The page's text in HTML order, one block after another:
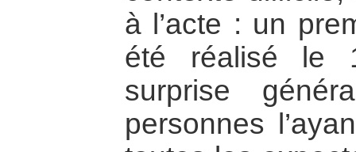
à l’acte : un
été réalisé le
surprise
personnes